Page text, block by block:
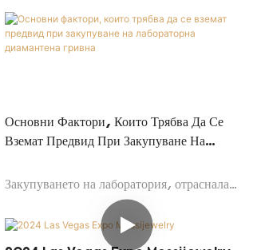
Основни Фактори, Които Трябва Да Се
Вземат Предвид При Закупуване На
Закупуването на лаборатория, отраснала
диамантена гривна, не е всичко за
закупуване на нещо красиво. Това е
процесът на търсене на такъв, който